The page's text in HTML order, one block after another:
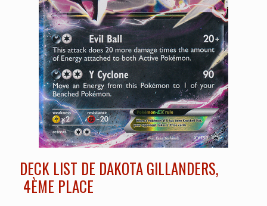
DECK LIST DE DAKOTA GILLANDERS,
4ÈME PLACE